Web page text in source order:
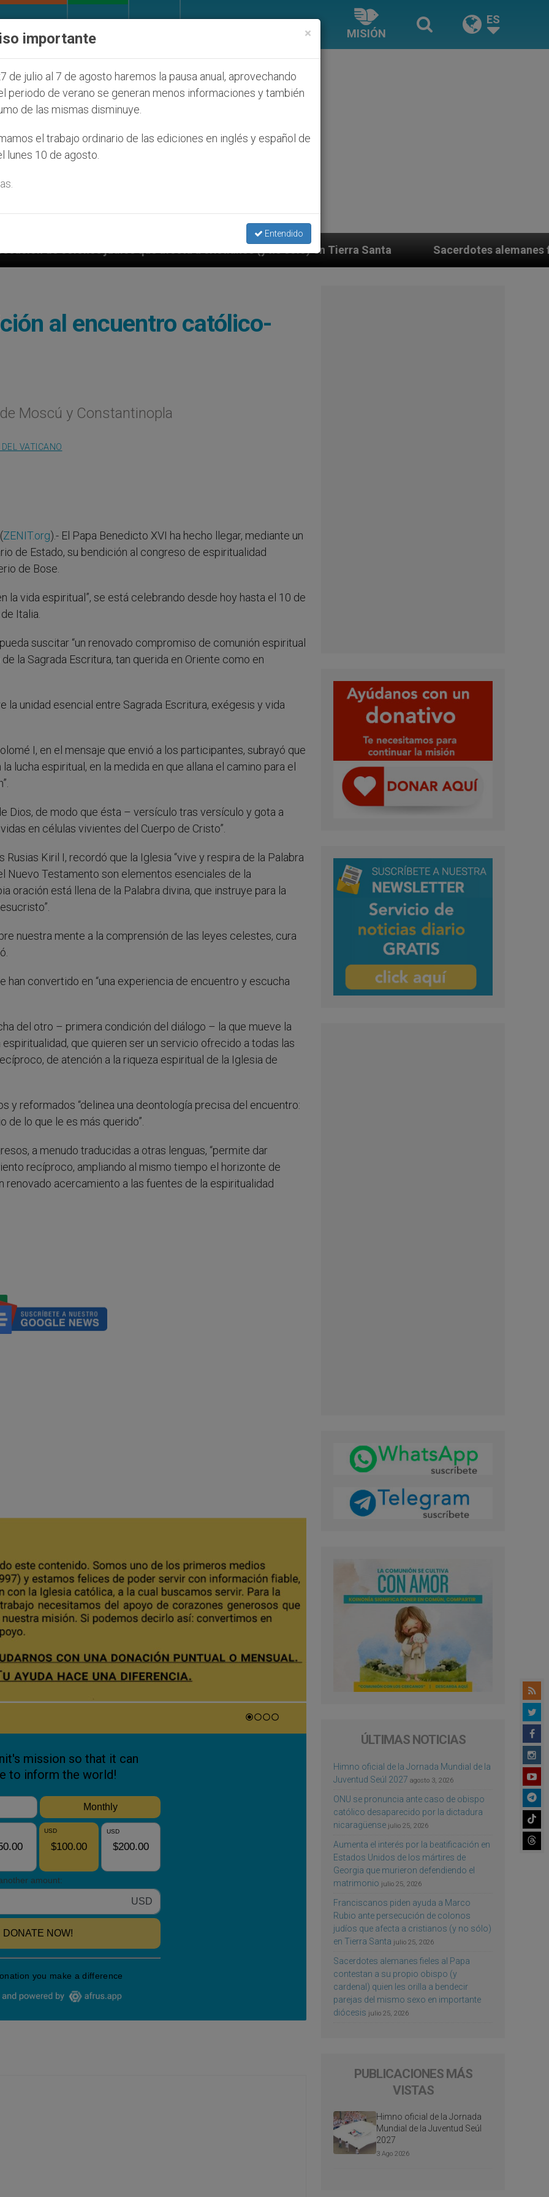
MISIÓN
ES
que afecta a cristianos (y no sólo) en Tierra Santa Sacerdotes alemanes fieles al Papa
al encuentro católico-
Moscú y Constantinopla
VATICANO
ZENIT.org).- El Papa Benedicto XVI ha hecho llegar, mediante un
de Estado, su bendición al congreso de espiritualidad
de Bose.
la vida espiritual”, se está celebrando desde hoy hasta el 10 de
Italia.
suscitar “un renovado compromiso de comunión espiritual
la Sagrada Escritura, tan querida en Oriente como en
unidad esencial entre Sagrada Escritura, exégesis y vida
I, en el mensaje que envió a los participantes, subrayó que
lucha espiritual, en la medida en que allana el camino para el
Dios, de modo que ésta – versículo tras versículo y gota a
en células vivientes del Cuerpo de Cristo”.
Kiril I, recordó que la Iglesia “vive y respira de la Palabra
Nuevo Testamento son elementos esenciales de la
oración está llena de la Palabra divina, que instruye para la
nuestra mente a la comprensión de las leyes celestes, cura
han convertido en “una experiencia de encuentro y escucha
del otro – primera condición del diálogo – la que mueve la
que quieren ser un servicio ofrecido a todas las
de atención a la riqueza espiritual de la Iglesia de
y reformados “delinea una deontología precisa del encuentro:
de lo que le es más querido”.
a menudo traducidas a otras lenguas, “permite dar
recíproco, ampliando al mismo tiempo el horizonte de
renovado acercamiento a las fuentes de la espiritualidad
ÚLTIMAS NOTICIAS
Himno oficial de la Jornada Mundial de la
Juventud Seúl 2027 agosto 3, 2026
ONU se pronuncia ante caso de obispo
católico desaparecido por la dictadura
nicaragüense julio 25, 2026
Aumenta el interés por la beatificación en
Estados Unidos de los mártires de
Georgia que murieron defendiendo el
matrimonio julio 25, 2026
Franciscanos piden ayuda a Marco
Rubio ante persecución de colonos
judíos que afecta a cristianos (y no sólo)
en Tierra Santa julio 25, 2026
Sacerdotes alemanes fieles al Papa
contestan a su propio obispo (y
cardenal) quien les orilla a bendecir
parejas del mismo sexo en importante
diócesis julio 25, 2026
PUBLICACIONES MÁS
VISTAS
Himno oficial de la Jornada
Mundial de la Juventud Seúl
2027
3 Ago 2026
×
importante
de julio al 7 de agosto haremos la pausa anual, aprovechando
periodo de verano se generan menos informaciones y también
de las mismas disminuye.
el trabajo ordinario de las ediciones en inglés y español de
lunes 10 de agosto.
Entendido